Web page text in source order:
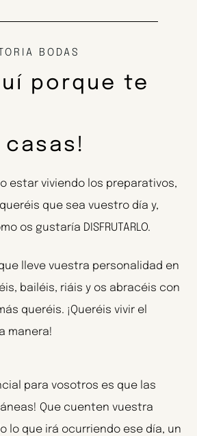
BODAS
porque te
casas!
estar viviendo los preparativos,
que sea vuestro día y,
os gustaría DISFRUTARLO.
lleve vuestra personalidad en
bailéis, riáis y os abracéis con
queréis. ¡Queréis vivir el
manera!
para vosotros es que las
Que cuenten vuestra
lo que irá ocurriendo ese día, un